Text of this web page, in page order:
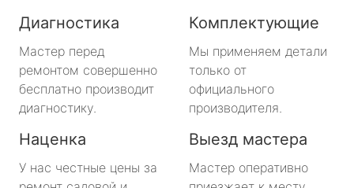
Диагностика
Мастер перед
ремонтом совершенно
бесплатно производит
диагностику.
Комплектующие
Мы применяем детали
только от
официального
производителя.
Наценка
У нас честные цены за
Выезд мастера
Мастер оперативно